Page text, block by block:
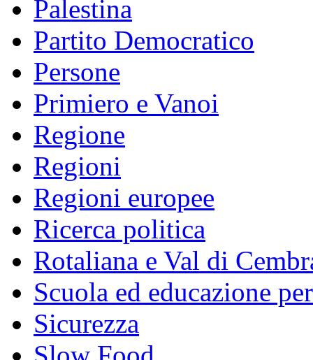
Palestina
Partito Democratico
Persone
Primiero e Vanoi
Regione
Regioni
Regioni europee
Ricerca politica
Rotaliana e Val di
Scuola ed educazione
Sicurezza